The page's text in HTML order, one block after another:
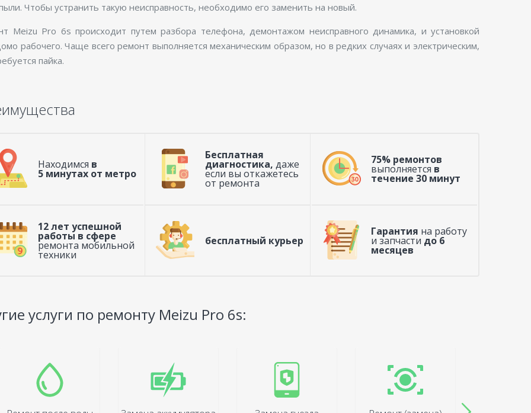
Чтобы устранить такую неисправность, необходимо его заменить на новый.
Meizu Pro 6s происходит путем разбора телефона, демонтажом неисправного динамика, и установкой
рабочего. Чаще всего ремонт выполняется механическим образом, но в редких случаях и электрическим,
пайка.
Находимся в
5 минутах от метро
Бесплатная
диагностика, даже
если вы откажетесь
от ремонта
75% ремонтов
выполняется в
течение 30 минут
12 лет успешной
работы в сфере
ремонта мобильной
техники
бесплатный курьер
Гарантия на работу
и запчасти до 6
месяцев
услуги по ремонту Meizu Pro 6s: